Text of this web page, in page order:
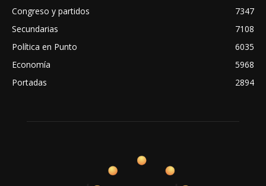
Congreso y partidos
7347
Secundarias
7108
Política en Punto
6035
Economía
5968
Portadas
2894